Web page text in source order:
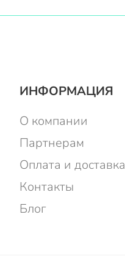
ИНФОРМАЦИЯ
О компании
Партнерам
Оплата и доставка
Контакты
Блог